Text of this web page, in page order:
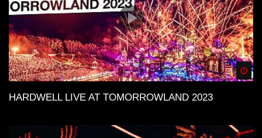
HARDWELL LIVE AT TOMORROWLAND 2023